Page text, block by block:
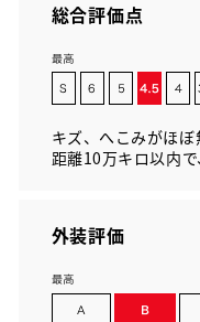
総合評価点
キズ、へこみがほ
距離10万キロ以内で
外装評価